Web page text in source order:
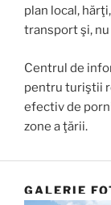
plan local,
transport şi,
Centrul de
pentru turiştii
efectiv de
zone a ţării.
GALERIE